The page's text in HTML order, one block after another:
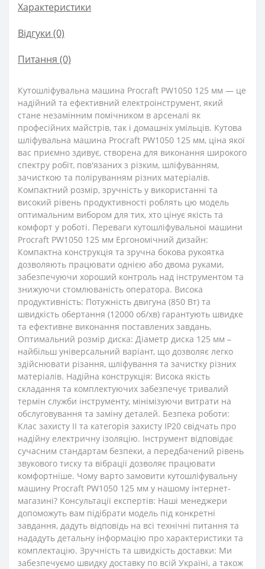
Характеристики
Відгуки (0)
Питання (0)
Кутошліфувальна машина Procraft PW1050 125 мм ― це
надійний та ефективний електроінструмент, який
стане незамінним помічником в арсеналі як
професійних майстрів, так і домашніх умільців. Кутова
шліфувальна машина Procraft PW1050 125 мм, ціна якої
вас приємно здивує, створена для виконання широкого
спектру робіт, пов'язаних з різким, шліфуванням,
зачисткою та поліруванням різних матеріалів.
Компактний розмір, зручність у використанні та
високий рівень продуктивності роблять цю модель
оптимальним вибором для тих, хто цінує якість та
комфорт у роботі. Переваги кутошліфувальної машини
Procraft PW1050 125 мм Ергономічний дизайн:
Компактна конструкція та зручна бокова рукоятка
дозволяють працювати однією або двома руками,
забезпечуючи хороший контроль над інструментом та
знижуючи стомлюваність оператора. Висока
продуктивність: Потужність двигуна (850 Вт) та
швидкість обертання (12000 об/хв) гарантують швидке
та ефективне виконання поставлених завдань.
Оптимальний розмір диска: Діаметр диска 125 мм –
найбільш універсальний варіант, що дозволяє легко
здійснювати різання, шліфування та зачистку різних
матеріалів. Надійна конструкція: Висока якість
складання та комплектуючих забезпечує тривалий
термін служби інструменту, мінімізуючи витрати на
обслуговування та заміну деталей. Безпека роботи:
Клас захисту II та категорія захисту IP20 свідчать про
надійну електричну ізоляцію. Інструмент відповідає
сучасним стандартам безпеки, а передбачений рівень
звукового тиску та вібрації дозволяє працювати
комфортніше. Чому варто замовити кутошліфувальну
машину Procraft PW1050 125 мм у нашому інтернет-
магазині? Консультації експертів: Наші менеджери
допоможуть вам підібрати модель під конкретні
завдання, дадуть відповідь на всі технічні питання та
нададуть детальну інформацію про характеристики та
комплектацію. Зручність та швидкість доставки: Ми
забезпечуємо швидку доставку по всій Україні, а також